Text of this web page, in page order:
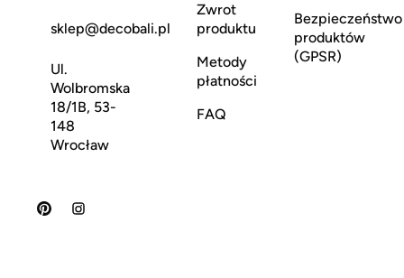
sklep@decobali.pl
Ul.
Wolbromska
18/1B, 53-
148
Wrocław
Zwrot
produktu
Metody
płatności
FAQ
Bezpieczeństwo
produktów
(GPSR)